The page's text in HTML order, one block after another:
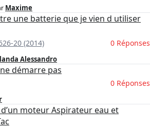
Maxime
une batterie que je vien d utiliser
20 (2014) 0 Réponses
Alessandro
démarre pas
0 Réponses
moteur Aspirateur eau et